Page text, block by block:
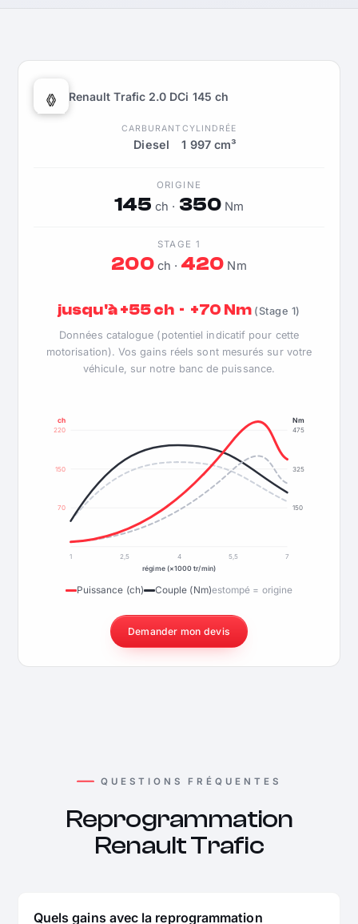
Renault Trafic 2.0 DCi 145 ch
CARBURANT
Diesel
CYLINDRÉE
1 997 cm³
ORIGINE
145 ch · 350Nm
STAGE 1
200ch · 420 Nm
jusqu'à +55 ch · +70 Nm (Stage 1)
Données catalogue (potentiel indicatif pour cette
motorisation). Vos gains réels sont mesurés sur votre
véhicule, sur notre banc de puissance.
70
150
220
150
325
475
ch Nm
1 2,5 4 5,5
7
régime (×1000 tr/min)
Puissance (ch) Couple (Nm)estompé = origine
Demander mon devis
QUESTIONS FRÉQUENTES
Reprogrammation
Renault Trafic
Quels gains avec la reprogrammation